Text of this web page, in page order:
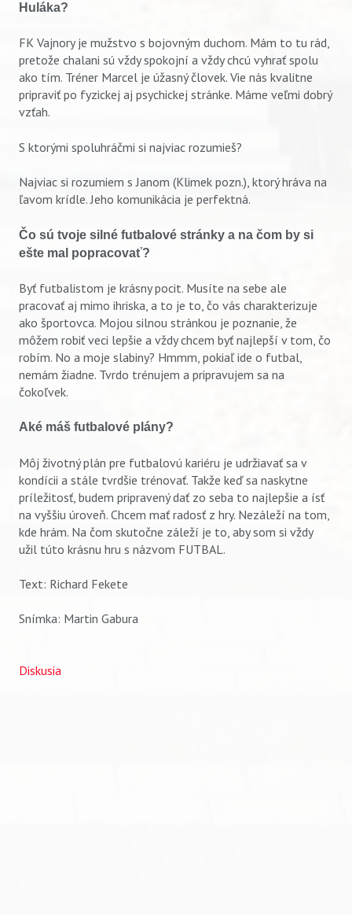
Vyhľadávanie
Huláka?
FK Vajnory je mužstvo s bojovným duchom. Mám to tu rád,
pretože chalani sú vždy spokojní a vždy chcú vyhrať spolu
ako tím. Tréner Marcel je úžasný človek. Vie nás kvalitne
pripraviť po fyzickej aj psychickej stránke. Máme veľmi dobrý
vzťah.
S ktorými spoluhráčmi si najviac rozumieš?
Najviac si rozumiem s Janom (Klimek pozn.), ktorý hráva na
ľavom krídle. Jeho komunikácia je perfektná.
Čo sú tvoje silné futbalové stránky a na čom by si
ešte mal popracovať?
Byť futbalistom je krásny pocit. Musíte na sebe ale
pracovať aj mimo ihriska, a to je to, čo vás charakterizuje
ako športovca. Mojou silnou stránkou je poznanie, že
môžem robiť veci lepšie a vždy chcem byť najlepší v tom, čo
robím. No a moje slabiny? Hmmm, pokiaľ ide o futbal,
nemám žiadne. Tvrdo trénujem a pripravujem sa na
čokoľvek.
Aké máš futbalové plány?
Môj životný plán pre futbalovú kariéru je udržiavať sa v
kondícii a stále tvrdšie trénovať. Takže keď sa naskytne
príležitosť, budem pripravený dať zo seba to najlepšie a ísť
na vyššiu úroveň. Chcem mať radosť z hry. Nezáleží na tom,
kde hrám. Na čom skutočne záleží je to, aby som si vždy
užil túto krásnu hru s názvom FUTBAL.
Text: Richard Fekete
Snímka: Martin Gabura
Diskusia